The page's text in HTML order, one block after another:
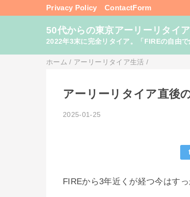
Privacy Policy ContactForm
50代からの東京アーリーリタイ
2022年3末に完全リタイア。「FIREの自由
ホーム / アーリーリタイア生活 /
アーリーリタイア直後
2025-01-25
FIREから3年近くが経つ今はす